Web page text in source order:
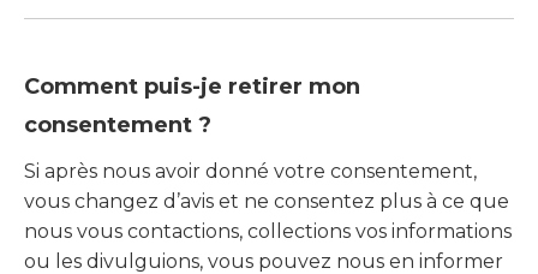
Comment puis-je retirer mon
consentement ?
Si après nous avoir donné votre consentement,
vous changez d’avis et ne consentez plus à ce que
nous vous contactions, collections vos informations
ou les divulguions, vous pouvez nous en informer